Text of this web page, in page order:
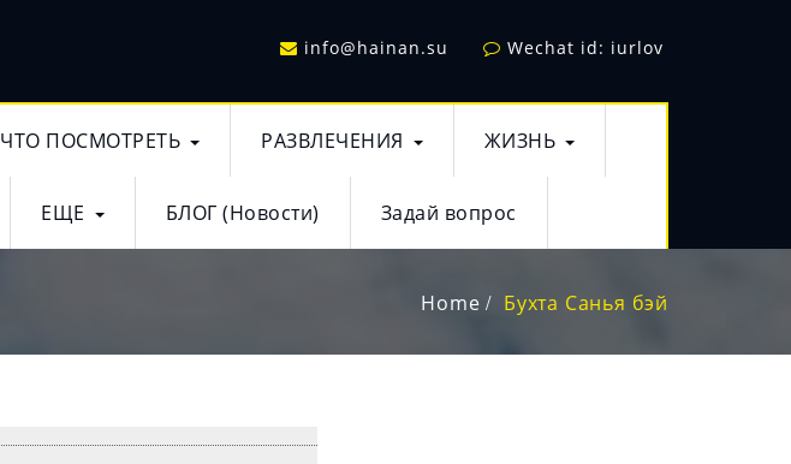
info@hainan.su Wechat id: iurlov
ЧТО ПОСМОТРЕТЬ РАЗВЛЕЧЕНИЯ ЖИЗНЬ
ЕЩЕ БЛОГ (Новости) Задай вопрос
Home Бухта Санья бэй